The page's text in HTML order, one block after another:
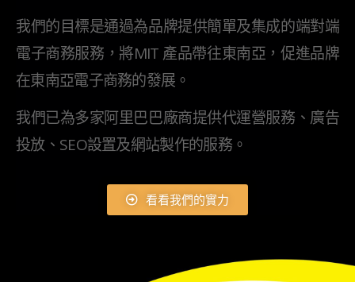
我們的目標是通過為品牌提供簡單及集成的端對端
電子商務服務，將MIT 產品帶往東南亞，促進品牌
在東南亞電子商務的發展。
我們已為多家阿里巴巴廠商提供代運營服務、廣告
投放、SEO設置及網站製作的服務。
看看我們的實力